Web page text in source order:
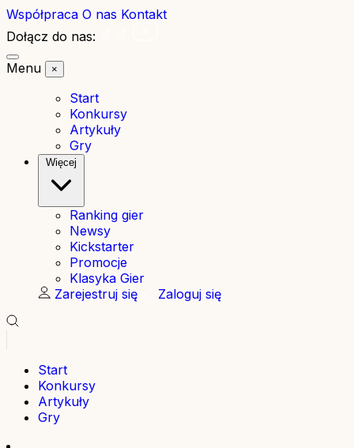
Współpraca O nas Kontakt
Dołącz do nas:
Menu
×
Start
Konkursy
Artykuły
Gry
Więcej
Ranking gier
Newsy
Kickstarter
Promocje
Klasyka Gier
Zarejestruj się
Zaloguj się
Start
Konkursy
Artykuły
Gry